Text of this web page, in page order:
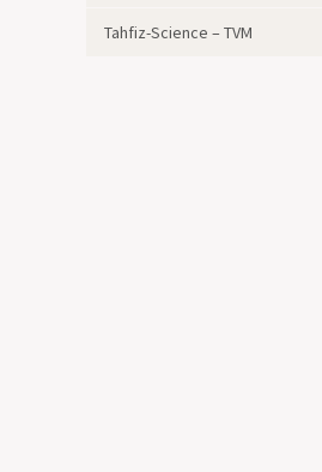
Tahfiz-Science – TVM